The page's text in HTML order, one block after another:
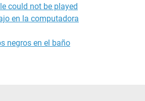
could not be played
en la computadora
negros en el baño